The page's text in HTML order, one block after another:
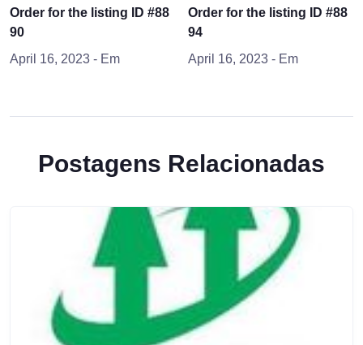
Order for the listing ID #88
90
April 16, 2023 - Em
Order for the listing ID #88
94
April 16, 2023 - Em
Postagens Relacionadas